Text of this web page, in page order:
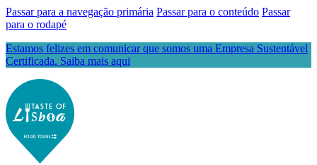
Passar para a navegação primária Passar para o conteúdo Passar
para o rodapé
Estamos felizes em comunicar que somos uma Empresa Sustentável
Certificada. Saiba mais aqui